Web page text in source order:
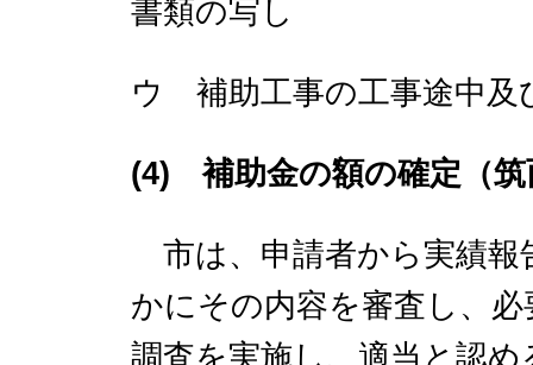
書類の写し
ウ 補助工事の工事途中及
(4) 補助金の額の確定（
市は、申請者から実績報
かにその内容を審査し、
調査を実施し、適当と認